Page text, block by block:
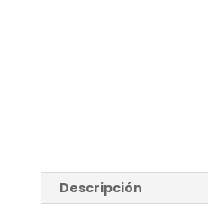
Descripción